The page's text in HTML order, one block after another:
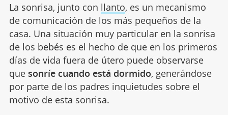
La sonrisa, junto con llanto, es un mecanismo
de comunicación de los más pequeños de la
casa. Una situación muy particular en la sonrisa
de los bebés es el hecho de que en los primeros
días de vida fuera de útero puede observarse
que sonríe cuando está dormido, generándose
por parte de los padres inquietudes sobre el
motivo de esta sonrisa.